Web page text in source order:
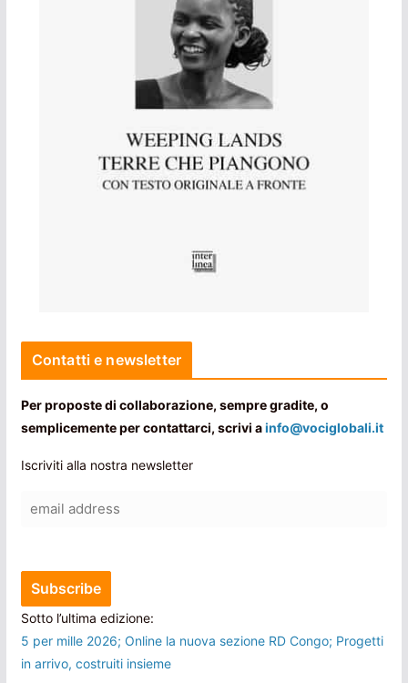
Contatti e newsletter
Per proposte di collaborazione, sempre gradite, o
semplicemente per contattarci, scrivi ainfo@vociglobali.it
Iscriviti alla nostra newsletter
Sotto l’ultima edizione:
5 per mille 2026; Online la nuova sezione RD Congo; Progetti
in arrivo, costruiti insieme